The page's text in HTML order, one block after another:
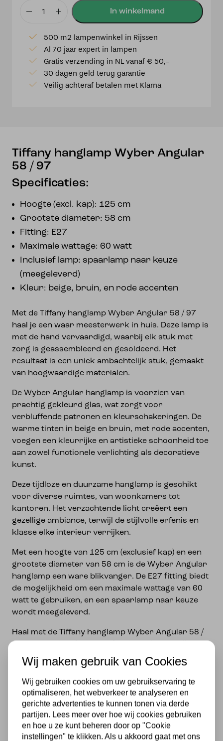
Tiffany
Wyber
Angular
500 m2 lampenwinkel in Rijssen
Al 70 jaar expert in lampen
Gratis verzending in NL vanaf € 50,-
30 dagen geld terug garantie
Veilig achteraf betalen met Klarna
Tiffany hanglamp Wyber Angular
58 / 97
Specificaties:
Hoogte (excl. kap): 125 cm
Grootste diameter: 58 cm
Fitting: E27
Maximale wattage: 60 watt
Inclusief lamp: spaarlamp naar keuze
(meegeleverd)
Kleur: beige, bruin, en rode accenten
Met de Tiffany hanglamp Wyber Angular 58 / 97
haal je een waar meesterwerk in huis. Deze lamp is
met de hand vervaardigd, waarbij elk stuk met
zorg is geassembleerd en gesoldeerd. Het
resultaat is een uniek ambachtelijk stuk, gemaakt
van hoogwaardige materialen.
De Wyber Angular hanglamp is voorzien van
prachtig gekleurd glas, wat zorgt voor
verbluffende patronen en kleurschakeringen. De
warme tinten in beige en bruin, met rode accenten,
voegen een kleurrijke en artistieke schoonheid toe
aan zowel functionele verlichting als decoratieve
kunst.
Deze tijdloze en duurzame hanglamp is geschikt
voor diverse ruimtes, van woonkamers tot
kantoren. Het verzachtende licht creëert een
gezellige ambiance, terwijl de stijlvolle erfenis en
klasse elke interieur verrijken.
Met een hoogte van 125 cm (exclusief kap) en een
grootste diameter van 58 cm is de Wyber Angular
hanglamp een ware blikvanger. De E27 fitting biedt
de mogelijkheid om een maximale wattage van 60
watt te gebruiken, en een spaarlamp naar keuze
wordt meegeleverd.
Haal met de Tiffany hanglamp Wyber Angular 58 /
97 een prachtig kunstwerk in huis dat niet alleen
functioneert als verlichting, maar ook als stijlvolle
en elegante toevoeging aan jouw interieur.
Specificaties
Merk
Wij maken gebruik van Cookies
Wij gebruiken cookies om uw gebruikservaring te
optimaliseren, het webverkeer te analyseren en
gerichte advertenties te kunnen tonen via derde
partijen. Lees meer over hoe wij cookies gebruiken
en hoe u ze kunt beheren door op "Cookie
instellingen" te klikken. Als u akkoord gaat met ons